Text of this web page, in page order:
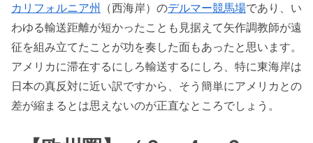
カリフォルニア州
（西海岸）のデルマー競馬場であり、い
わゆる輸送距離が短かったことも見据えて矢作調教師が遠
征を組み立てたことが功を奏した面もあったと思います。
アメリカに滞在するにしろ輸送するにしろ、特に東海岸は
日本の真反対に近い訳ですから、そう簡単にアメリカとの
差が縮まるとは思えないのが正直なところでしょう。